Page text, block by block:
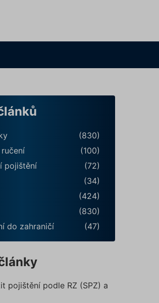
(830)
(100)
pojištění
(72)
(34)
(424)
(830)
do zahraničí
(47)
pojištění podle RZ (SPZ) a